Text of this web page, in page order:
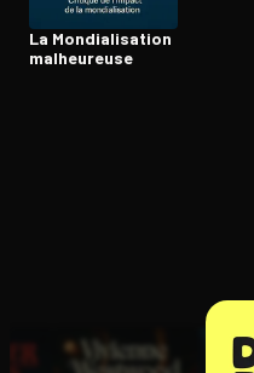
La Mon­dia­li­sa­tion
malheureuse